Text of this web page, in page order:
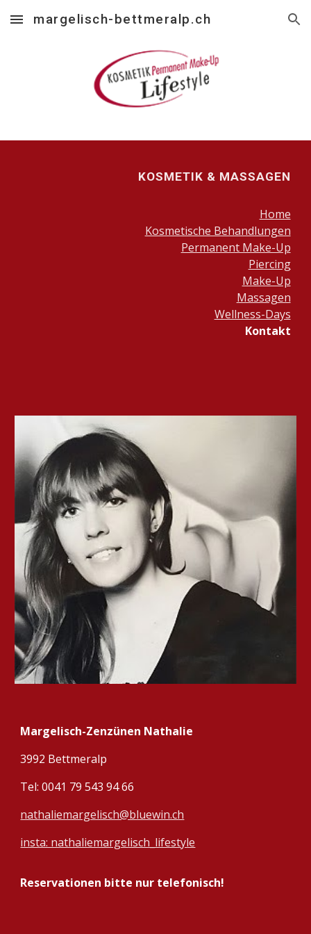
Skip to main content Skip to navigation
margelisch-bettmeralp.ch
KOSMETIK & MASSAGEN
Home
Kosmetische Behandlungen
Permanent Make-Up
Piercing
Make-Up
Massagen
Wellness-Days
Kontakt
Margelisch-Zenzünen Nathalie
3992 Bettmeralp
Tel:0041 79 543 94 66
nathaliemargelisch@bluewin.ch
insta: nathaliemargelisch_lifestyle
Reservationen bitte nur telefonisch!